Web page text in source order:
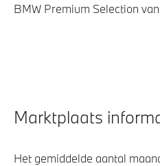
BMW Premium Selection
Marktplaats
Het gemiddelde aantal